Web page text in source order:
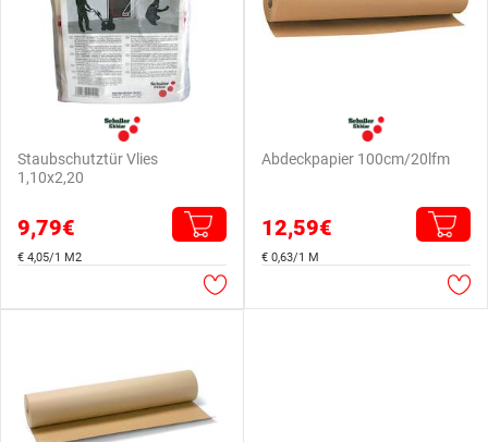
Staubschutztür Vlies
1,10x2,20
9,79€
€ 4,05/1 M2
Abdeckpapier 100cm/20lfm
12,59€
€ 0,63/1 M